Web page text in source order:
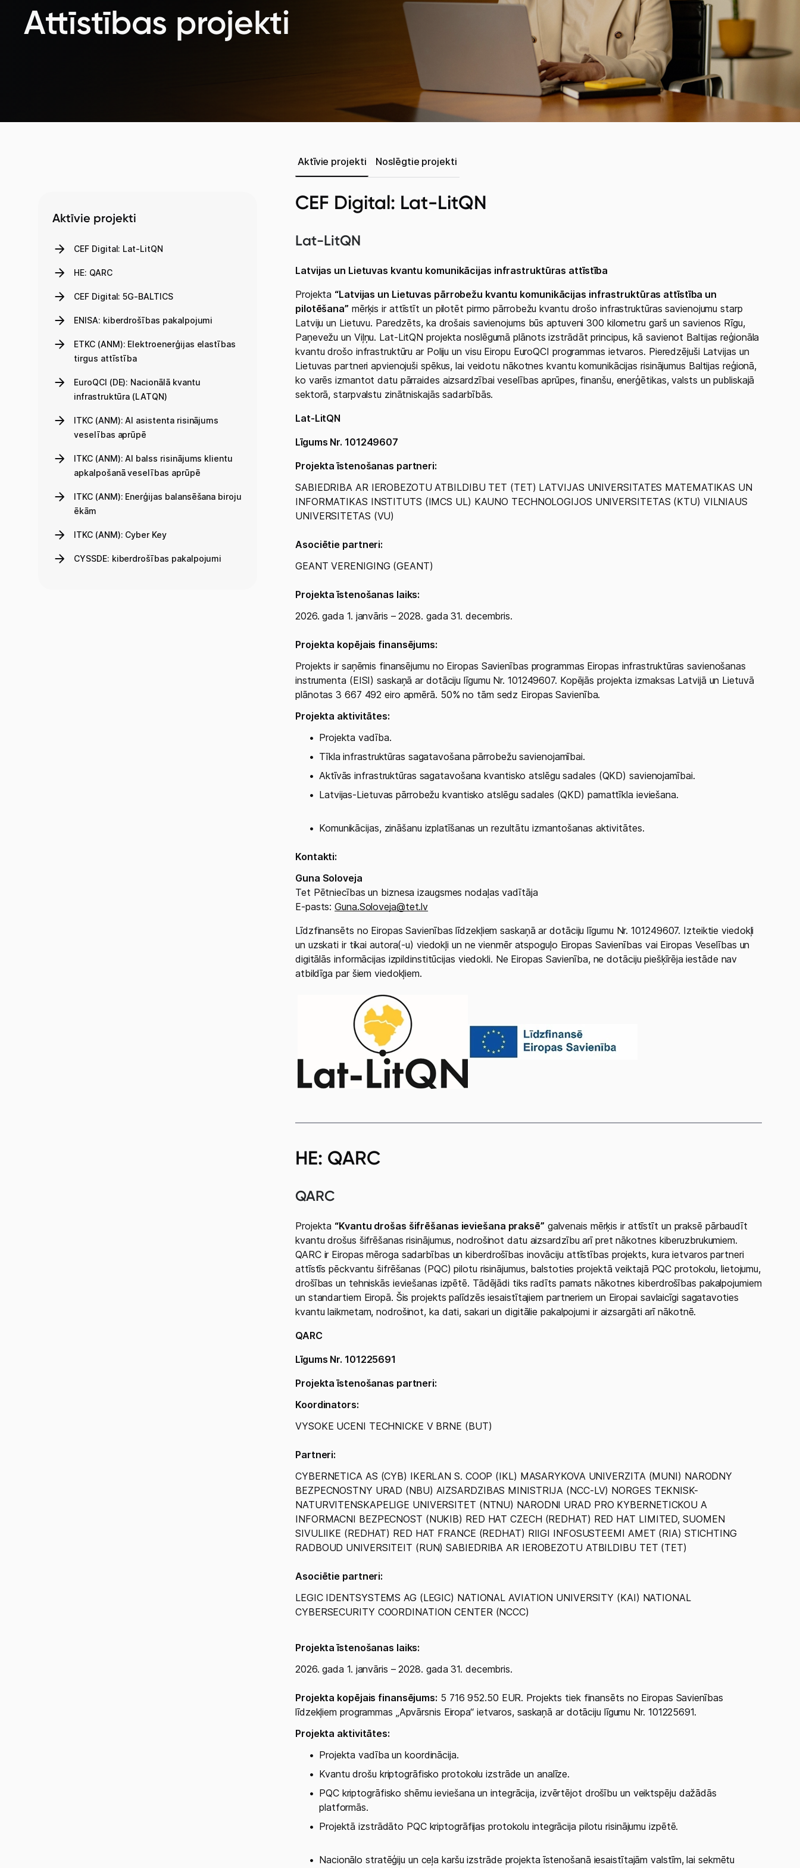
Attīstības projekti
Aktīvie projekti Noslēgtie projekti
Aktīvie projekti
CEF Digital: Lat-LitQN
HE: QARC
CEF Digital: 5G-BALTICS
ENISA: kiberdrošības pakalpojumi
ETKC (ANM): Elektroenerģijas elastības
tirgus attīstība
EuroQCI (DE): Nacionālā kvantu
infrastruktūra (LATQN)
ITKC (ANM): AI asistenta risinājums
veselības aprūpē
ITKC (ANM): AI balss risinājums klientu
apkalpošanā veselības aprūpē
ITKC (ANM): Enerģijas balansēšana biroju
ēkām
ITKC (ANM): Cyber Key
CYSSDE: kiberdrošības pakalpojumi
CEF Digital: Lat-LitQN
Lat-LitQN
Latvijas un Lietuvas kvantu komunikācijas infrastruktūras attīstība
Projekta “Latvijas un Lietuvas pārrobežu kvantu komunikācijas infrastruktūras attīstība un
pilotēšana” mērķis ir attīstīt un pilotēt pirmo pārrobežu kvantu drošo infrastruktūras savienojumu starp
Latviju un Lietuvu. Paredzēts, ka drošais savienojums būs aptuveni 300 kilometru garš un savienos Rīgu,
Paņevežu un Viļņu. Lat-LitQN projekta noslēgumā plānots izstrādāt principus, kā savienot Baltijas reģionāla
kvantu drošo infrastruktūru ar Poliju un visu Eiropu EuroQCI programmas ietvaros. Pieredzējuši Latvijas un
Lietuvas partneri apvienojuši spēkus, lai veidotu nākotnes kvantu komunikācijas risinājumus Baltijas reģionā,
ko varēs izmantot datu pārraides aizsardzībai veselības aprūpes, finanšu, enerģētikas, valsts un publiskajā
sektorā, starpvalstu zinātniskajās sadarbībās.
Lat-LitQN
Līgums Nr. 101249607
Projekta īstenošanas partneri:
SABIEDRIBA AR IEROBEZOTU ATBILDIBU TET (TET) LATVIJAS UNIVERSITATES MATEMATIKAS UN
INFORMATIKAS INSTITUTS (IMCS UL) KAUNO TECHNOLOGIJOS UNIVERSITETAS (KTU) VILNIAUS
UNIVERSITETAS (VU)
Asociētie partneri:
GEANT VERENIGING (GEANT)
Projekta īstenošanas laiks:
2026. gada 1. janvāris – 2028. gada 31. decembris.
Projekta kopējais finansējums:
Projekts ir saņēmis finansējumu no Eiropas Savienības programmas Eiropas infrastruktūras savienošanas
instrumenta (EISI) saskaņā ar dotāciju līgumu Nr. 101249607. Kopējās projekta izmaksas Latvijā un Lietuvā
plānotas 3 667 492 eiro apmērā. 50% no tām sedz Eiropas Savienība.
Projekta aktivitātes:
Kontakti:
Guna Soloveja
Tet Pētniecības un biznesa izaugsmes nodaļas vadītāja
E-pasts:Guna.Soloveja@tet.lv
Līdzfinansēts no Eiropas Savienības līdzekļiem saskaņā ar dotāciju līgumu Nr. 101249607. Izteiktie viedokļi
un uzskati ir tikai autora(-u) viedokļi un ne vienmēr atspoguļo Eiropas Savienības vai Eiropas Veselības un
digitālās informācijas izpildinstitūcijas viedokli. Ne Eiropas Savienība, ne dotāciju piešķīrēja iestāde nav
atbildīga par šiem viedokļiem.
HE: QARC
QARC
Projekta “Kvantu drošas šifrēšanas ieviešana praksē” galvenais mērķis ir attīstīt un praksē pārbaudīt
kvantu drošus šifrēšanas risinājumus, nodrošinot datu aizsardzību arī pret nākotnes kiberuzbrukumiem.
QARC ir Eiropas mēroga sadarbības un kiberdrošības inovāciju attīstības projekts, kura ietvaros partneri
attīstīs pēckvantu šifrēšanas (PQC) pilotu risinājumus, balstoties projektā veiktajā PQC protokolu, lietojumu,
drošības un tehniskās ieviešanas izpētē. Tādējādi tiks radīts pamats nākotnes kiberdrošības pakalpojumiem
un standartiem Eiropā. Šis projekts palīdzēs iesaistītajiem partneriem un Eiropai savlaicīgi sagatavoties
kvantu laikmetam, nodrošinot, ka dati, sakari un digitālie pakalpojumi ir aizsargāti arī nākotnē.
QARC
Līgums Nr. 101225691
Projekta īstenošanas partneri:
Koordinators:
VYSOKE UCENI TECHNICKE V BRNE (BUT)
Partneri:
CYBERNETICA AS (CYB) IKERLAN S. COOP (IKL) MASARYKOVA UNIVERZITA (MUNI) NARODNY
BEZPECNOSTNY URAD (NBU) AIZSARDZIBAS MINISTRIJA (NCC-LV) NORGES TEKNISK-
NATURVITENSKAPELIGE UNIVERSITET (NTNU) NARODNI URAD PRO KYBERNETICKOU A
INFORMACNI BEZPECNOST (NUKIB) RED HAT CZECH (REDHAT) RED HAT LIMITED, SUOMEN
SIVULIIKE (REDHAT) RED HAT FRANCE (REDHAT) RIIGI INFOSUSTEEMI AMET (RIA) STICHTING
RADBOUD UNIVERSITEIT (RUN) SABIEDRIBA AR IEROBEZOTU ATBILDIBU TET (TET)
Asociētie partneri:
LEGIC IDENTSYSTEMS AG (LEGIC) NATIONAL AVIATION UNIVERSITY (KAI) NATIONAL
CYBERSECURITY COORDINATION CENTER (NCCC)
Projekta īstenošanas laiks:
2026. gada 1. janvāris – 2028. gada 31. decembris.
Projekta kopējais finansējums: 5 716 952.50 EUR. Projekts tiek finansēts no Eiropas Savienības
līdzekļiem programmas „Apvārsnis Eiropa“ ietvaros, saskaņā ar dotāciju līgumu Nr. 101225691.
Projekta aktivitātes: